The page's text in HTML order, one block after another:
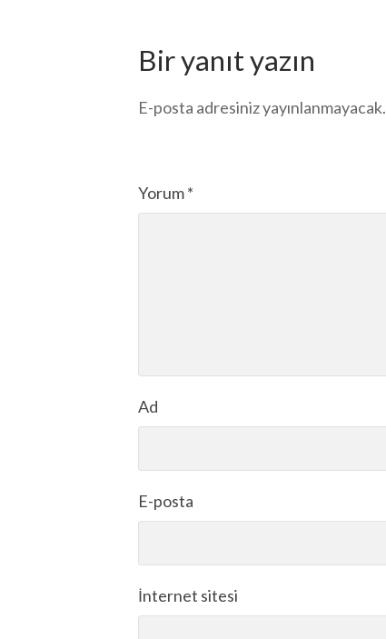
Bir yanıt yazın
E-posta adresiniz yayınlanmayacak.
Yorum*
Ad
E-posta
İnternet sitesi